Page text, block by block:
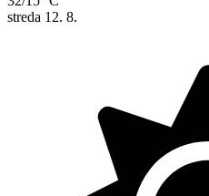
streda 12. 8.